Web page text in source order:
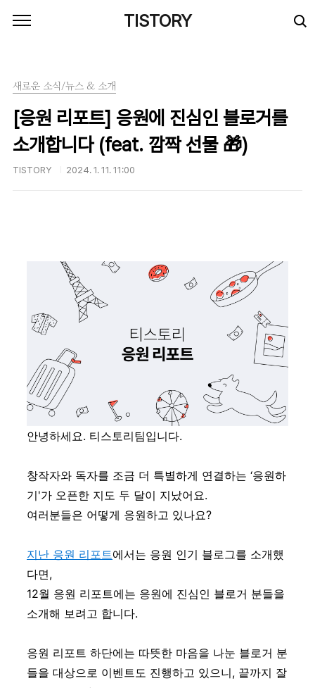
TISTORY
새로운 소식/뉴스 & 소개
[응원 리포트] 응원에 진심인 블로거를
소개합니다 (feat. 깜짝 선물 🎁)
TISTORY 2024. 1. 11. 11:00
안녕하세요. 티스토리팀입니다.
창작자와 독자를 조금 더 특별하게 연결하는 ‘응원하
기'가 오픈한 지도 두 달이 지났어요.
여러분들은 어떻게 응원하고 있나요?
지난 응원 리포트에서는 응원 인기 블로그를 소개했
다면,
12월 응원 리포트에는 응원에 진심인 블로거 분들을
소개해 보려고 합니다.
응원 리포트 하단에는 따뜻한 마음을 나눈 블로거 분
들을 대상으로 이벤트도 진행하고 있으니, 끝까지 잘